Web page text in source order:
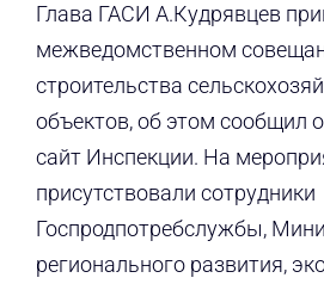
Глава ГАСИ А.Кудрявцев
межведомственном
строительства
объектов, об этом сообщил
сайт Инспекции. На
присутствовали сотрудники
Госпродпотребслужбы,
регионального развития,